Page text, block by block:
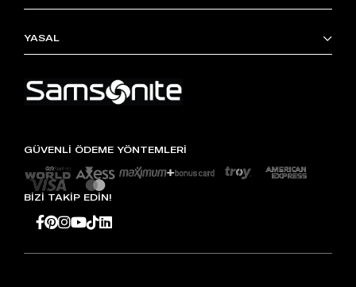
YASAL
GÜVENLİ ÖDEME YÖNTEMLERİ
BİZİ TAKİP EDİN!